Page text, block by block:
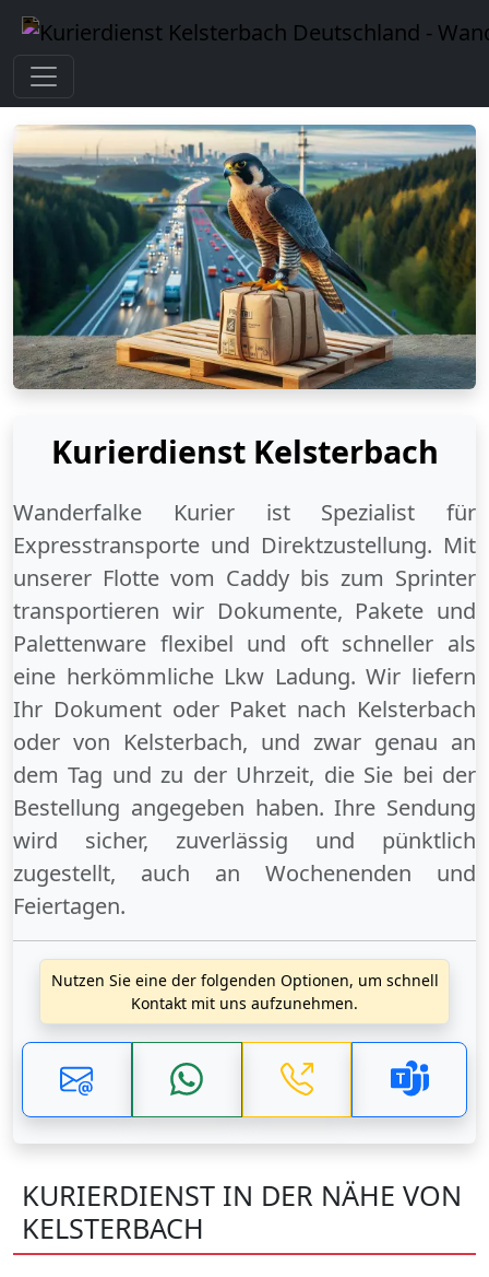
Kurierdienst Kelsterbach
Wanderfalke Kurier ist Spezialist für
Expresstransporte und Direktzustellung. Mit
unserer Flotte vom Caddy bis zum Sprinter
transportieren wir Dokumente, Pakete und
Palettenware flexibel und oft schneller als
eine herkömmliche Lkw Ladung. Wir liefern
Ihr Dokument oder Paket nach Kelsterbach
oder von Kelsterbach, und zwar genau an
dem Tag und zu der Uhrzeit, die Sie bei der
Bestellung angegeben haben. Ihre Sendung
wird sicher, zuverlässig und pünktlich
zugestellt, auch an Wochenenden und
Feiertagen.
Nutzen Sie eine der folgenden Optionen, um schnell
Kontakt mit uns aufzunehmen.
KURIERDIENST IN DER NÄHE VON
KELSTERBACH